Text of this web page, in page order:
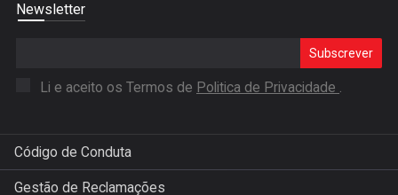
Newsletter
Subscrever
Li e aceito os Termos de Politica de Privacidade .
Código de Conduta
Gestão de Reclamações